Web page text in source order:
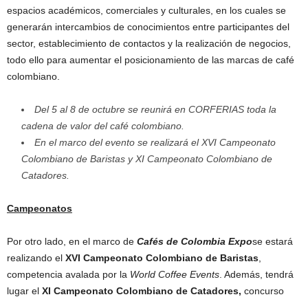
espacios académicos, comerciales y culturales, en los cuales se
generarán intercambios de conocimientos entre participantes del
sector, establecimiento de contactos y la realización de negocios,
todo ello para aumentar el posicionamiento de las marcas de café
colombiano.
Del 5 al 8 de octubre se reunirá en CORFERIAS toda la
cadena de valor del café colombiano.
En el marco del evento se realizará el XVI Campeonato
Colombiano de Baristas y XI Campeonato Colombiano de
Catadores.
Campeonatos
Por otro lado, en el marco de Cafés de Colombia Expose estará
realizando el XVI Campeonato Colombiano de Baristas
competencia avalada por la World Coffee Events . Además, tendrá
lugar el XI Campeonato Colombiano de Catadores, concurso